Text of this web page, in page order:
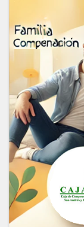
2024